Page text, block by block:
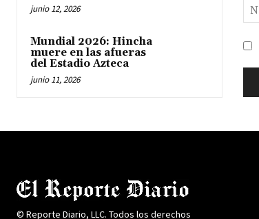
junio 12, 2026
Mundial 2026: Hincha
muere en las afueras
del Estadio Azteca
junio 11, 2026
© Reporte Diario, LLC. Todos los derechos